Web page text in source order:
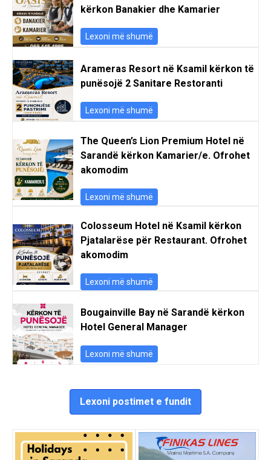
kërkon Banakier dhe Kamarier
Lexoni më shumë
Arameras Resort në Ksamil kërkon të
punësojë 2 Sanitare Restoranti
Lexoni më shumë
The Queen’s Lion Premium Hotel në
Sarandë kërkon Kamarier/e. Ofrohet
akomodim
Lexoni më shumë
Colosseum Hotel në Ksamil kërkon
Pjatalarëse për Restaurant. Ofrohet
akomodim
Lexoni më shumë
Bougainville Bay në Sarandë kërkon
Hotel General Manager
Lexoni më shumë
Lexoni postimet e fundit